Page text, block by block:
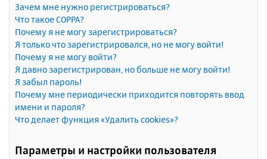
Зачем мне нужно регистрироваться?
Что такое COPPA?
Почему я не могу зарегистрироваться?
Я только что зарегистрировался, но не могу войти!
Почему я не могу войти?
Я давно зарегистрирован, но больше не могу войти!
Я забыл пароль!
Почему мне периодически приходится повторять ввод
имени и пароля?
Что делает функция «Удалить cookies»?
Параметры и настройки пользователя